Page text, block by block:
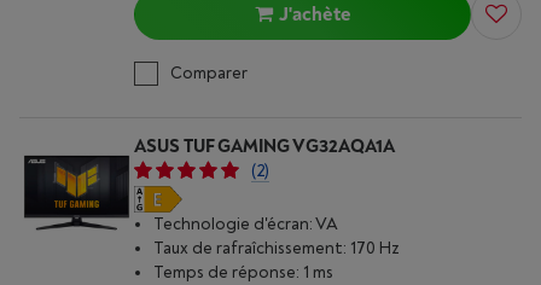
J'achète
Comparer
ASUS TUF GAMING VG32AQA1A
(2)
Technologie d'écran: VA
Taux de rafraîchissement: 170 Hz
Temps de réponse: 1 ms